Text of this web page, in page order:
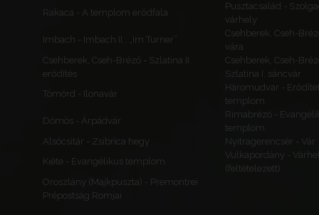
Rakaca - A templom erődfala
Pusztacsalád -
várhely
Imbach - Imbach II., „Im Turner”
Csehberek, Cseh-
vára
Csehberek, Cseh-Brézó - Szlatina II.
erődítés
Csehberek, Cseh-
Szlatina I. sáncvár
Tömörd - Ilonavár
Háromudvar -
templom
Dömös - Árpádvár
Rimabrézó -
templom
Alsócsitár - Zsibrica hegy
Nyitragerencsér - Vár
Kiéte - Evangélikus templom
Vulkapordány -
(feltételezett)
Oroszlány (Majkpuszta) - Premontrei
Prépostság Romjai